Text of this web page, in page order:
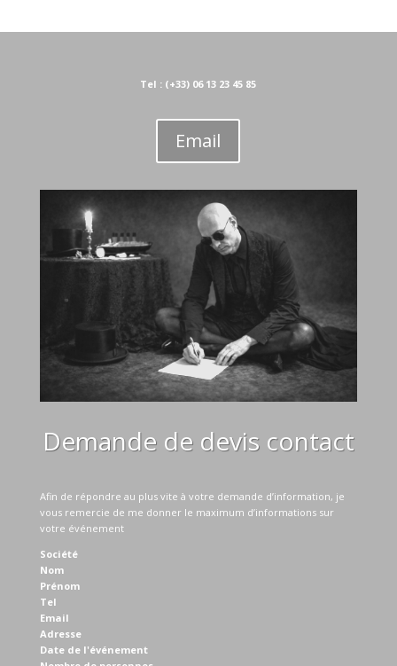
Tel : (+33) 06 13 23 45 85
Email
Demande de devis contact
Afin de répondre au plus vite à votre demande d’information, je
vous remercie de me donner le maximum d’informations sur
votre événement
Société
Nom
Prénom
Tel
Email
Adresse
Date de l'événement